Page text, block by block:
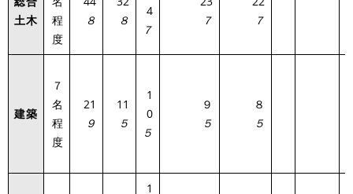
土木
程
度
８
８
4
７
７
７
建築
７
名
程
度
21
９
11
５
1
0
５
９
５
８
５
1